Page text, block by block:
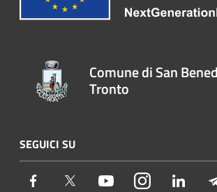
Comune di San
Tronto
SEGUICI SU
Facebook Twitter YoutubeInstagram